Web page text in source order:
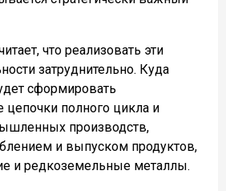
что реализовать эти
затруднительно. Куда
сформировать
цепочки полного цикла и
производств,
и выпуском продуктов,
и редкоземельные металлы.